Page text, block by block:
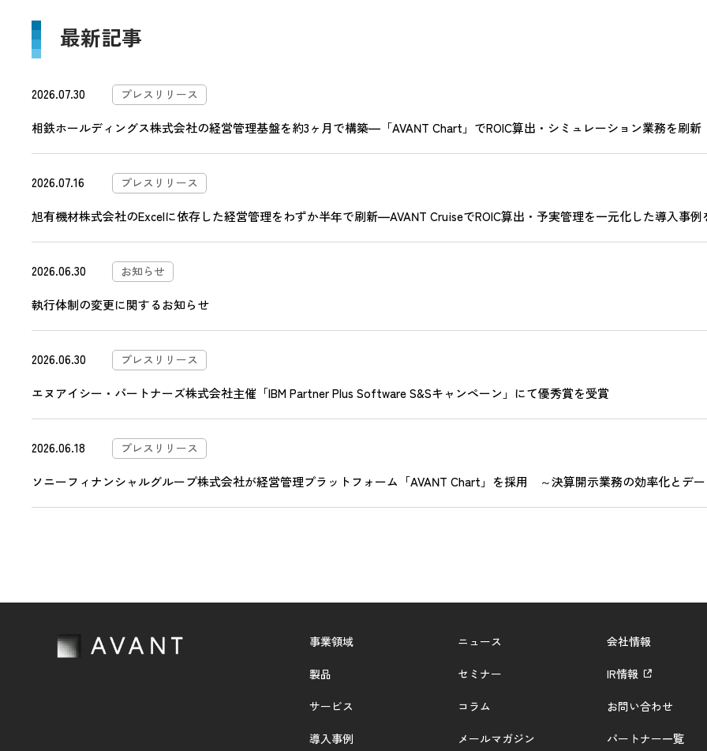
最新記事
2026.07.30 プレスリリース
相鉄ホールディングス株式会社の経営管理基盤を約3ヶ月で構築―「AVANT Chart」でROIC算出・シミュレーション業務を刷新
2026.07.16 プレスリリース
旭有機材株式会社のExcelに依存した経営管理をわずか半年で刷新―AVANT CruiseでROIC算出・予実管理を一元化した導入事例
2026.06.30 お知らせ
執行体制の変更に関するお知らせ
2026.06.30 プレスリリース
エヌアイシー・パートナーズ株式会社主催「IBM Partner Plus Software S&Sキャンペーン」にて優秀賞を受賞
2026.06.18 プレスリリース
ソニーフィナンシャルグループ株式会社が経営管理プラットフォーム「AVANT Chart」を採用 ～決算開示業務の効率化とデ
事業領域
製品
サービス
導入事例
ニュース
セミナー
コラム
メールマガジン
会社情報
IR情報
お問い合わせ
パートナー一覧